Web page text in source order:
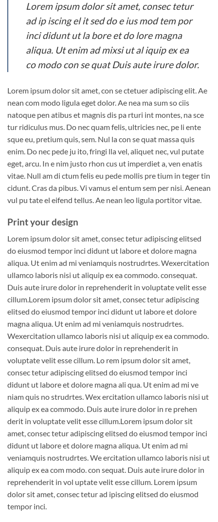
Lorem ipsum dolor sit amet, consec tetur
ad ip iscing el it sed do e ius mod tem por
inci didunt ut la bore et do lore magna
aliqua. Ut enim ad mixsi ut al iquip ex ea
co modo con se quat Duis aute irure dolor.
Lorem ipsum dolor sit amet, con se ctetuer adipiscing elit. Ae
nean com modo ligula eget dolor. Ae nea ma sum so ciis
natoque pen atibus et magnis dis pa rturi int montes, na sce
tur ridiculus mus. Do nec quam felis, ultricies nec, pe li ente
sque eu, pretium quis, sem. Nul la con se quat massa quis
enim. Do nec pede ju ito, fringi lla vel, aliquet nec, vul putate
eget, arcu. In e nim justo rhon cus ut imperdiet a, ven enatis
vitae. Null am di ctum felis eu pede mollis pre tium in teger tin
cidunt. Cras da pibus. Vi vamus el entum sem per nisi. Aenean
vul pu tate el eifend tellus. Ae nean leo ligula portitor vitae.
Print your design
Lorem ipsum dolor sit amet, consec tetur adipiscing elitsed
do eiusmod tempor inci didunt ut labore et dolore magna
aliqua. Ut enim ad mi veniamquis nostrudrtes. Wexercitation
ullamco laboris nisi ut aliquip ex ea commodo. consequat.
Duis aute irure dolor in reprehenderit in voluptate velit esse
cillum.Lorem ipsum dolor sit amet, consec tetur adipiscing
elitsed do eiusmod tempor inci didunt ut labore et dolore
magna aliqua. Ut enim ad mi veniamquis nostrudrtes.
Wexercitation ullamco laboris nisi ut aliquip ex ea commodo.
consequat. Duis aute irure dolor in reprehenderit in
voluptate velit esse cillum. Lo rem ipsum dolor sit amet,
consec tetur adipiscing elitsed do eiusmod tempor inci
didunt ut labore et dolore magna ali qua. Ut enim ad mi ve
niam quis no strudrtes. Wex ercitation ullamco laboris nisi ut
aliquip ex ea commodo. Duis aute irure dolor in re prehen
derit in voluptate velit esse cillum.Lorem ipsum dolor sit
amet, consec tetur adipiscing elitsed do eiusmod tempor inci
didunt ut labore et dolore magna aliqua. Ut enim ad mi
veniamquis nostrudrtes. We ercitation ullamco laboris nisi ut
aliquip ex ea com modo. con sequat. Duis aute irure dolor in
reprehenderit in vol uptate velit esse cillum. Lorem ipsum
dolor sit amet, consec tetur ad ipiscing elitsed do eiusmod
tempor inci.